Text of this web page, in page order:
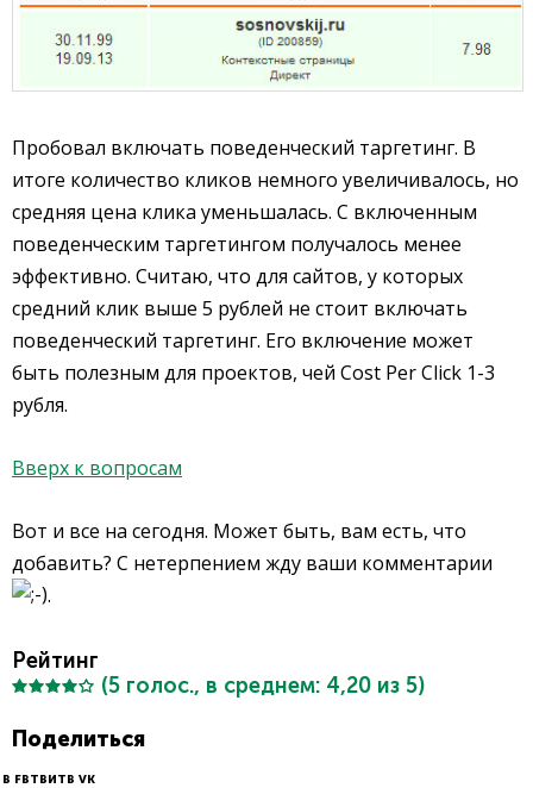
Пробовал включать поведенческий таргетинг. В
итоге количество кликов немного увеличивалось, но
средняя цена клика уменьшалась. С включенным
поведенческим таргетингом получалось менее
эффективно. Считаю, что для сайтов, у которых
средний клик выше 5 рублей не стоит включать
поведенческий таргетинг. Его включение может
быть полезным для проектов, чей Cost Per Click 1-3
рубля.
Вверх к вопросам
Вот и все на сегодня. Может быть, вам есть, что
добавить? С нетерпением жду ваши комментарии
.
Рейтинг
(5 голос., в среднем: 4,20 из 5)
Поделиться
В FBТВИТВ VK